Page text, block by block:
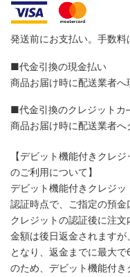
発送前にお支払い。手数料
■代金引換の現金払い
商品お届け時に配送業者へ
■代金引換のクレジット
商品お届け時に配送業者へ
【デビット機能付きクレ
のご利用について】
デビット機能付きクレジ
認証時点で、ご指定の預金
クレジットの認証後に注
金額は後日返金されます
となり、返金までに最大
のため、デビット機能付